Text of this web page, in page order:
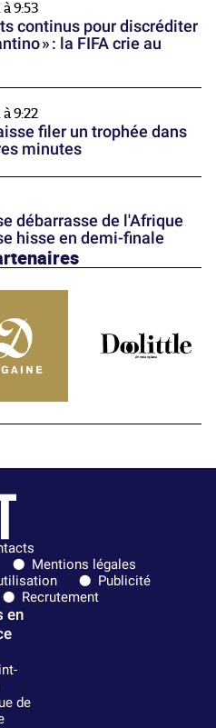
9:53
continus pour discréditer
» : la FIFA crie au
9:22
filer un trophée dans
minutes
débarrasse de l'Afrique
hisse en demi-finale
Mentions légales
Publicité
Recrutement
en
de